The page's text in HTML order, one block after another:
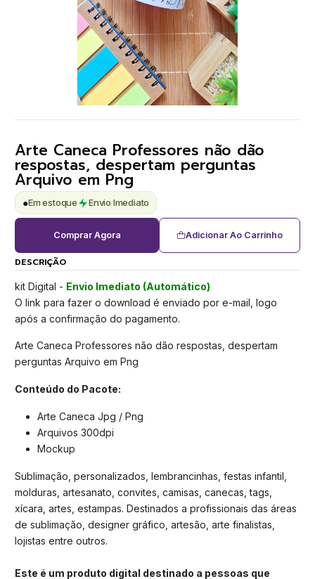
Arte Caneca Professores não dão
respostas, despertam perguntas
Arquivo em Png
●Em estoque Envio Imediato
Adicionar Ao Carrinho
Comprar Agora
DESCRIÇÃO
kit Digital - Envio Imediato (Automático)
O link para fazer o download é enviado por e-mail, logo
após a confirmação do pagamento.
Arte Caneca Professores não dão respostas, despertam
perguntas Arquivo em Png
Conteúdo do Pacote:
Arte Caneca Jpg / Png
Arquivos 300dpi
Mockup
Sublimação, personalizados, lembrancinhas, festas infantil,
molduras, artesanato, convites, camisas, canecas, tags,
xícara, artes, estampas. Destinados a profissionais das áreas
de sublimação, designer gráfico, artesão, arte finalistas,
lojistas entre outros.
Este é um produto digital destinado a pessoas que